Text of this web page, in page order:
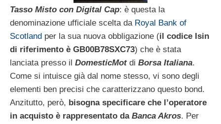
Tasso Misto con Digital Cap: è questa la
denominazione ufficiale scelta da Royal Bank of
Scotland per la sua nuova obbligazione (il codice Isin
di riferimento è GB00B78SXC73) che è stata
lanciata presso il DomesticMotdi Borsa Italiana.
Come si intuisce già dal nome stesso, vi sono degli
elementi ben precisi che caratterizzano questo bond.
Anzitutto, però, bisogna specificare che l’operatore
in acquisto è rappresentato da Banca Akros. Per